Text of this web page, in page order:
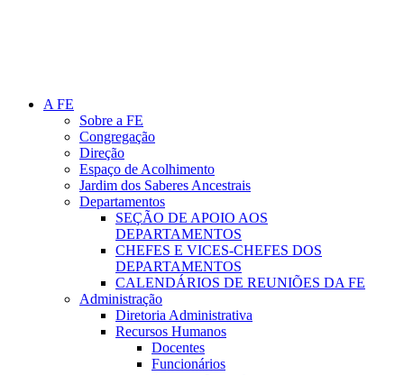
A FE
Sobre a FE
Congregação
Direção
Espaço de Acolhimento
Jardim dos Saberes Ancestrais
Departamentos
SEÇÃO DE APOIO AOS
DEPARTAMENTOS
CHEFES E VICES-CHEFES DOS
DEPARTAMENTOS
CALENDÁRIOS DE REUNIÕES DA FE
Administração
Diretoria Administrativa
Recursos Humanos
Docentes
Funcionários